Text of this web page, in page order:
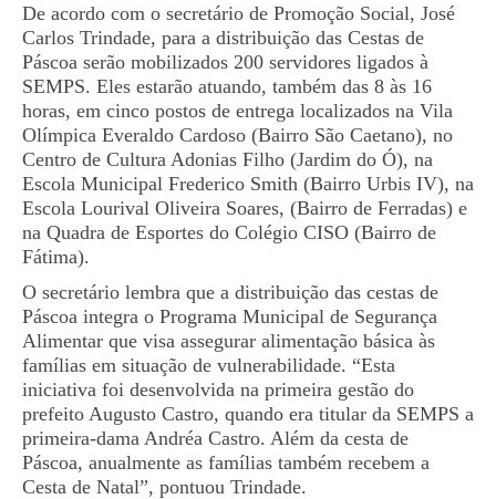
De acordo com o secretário de Promoção Social, José
Carlos Trindade, para a distribuição das Cestas de
Páscoa serão mobilizados 200 servidores ligados à
SEMPS. Eles estarão atuando, também das 8 às 16
horas, em cinco postos de entrega localizados na Vila
Olímpica Everaldo Cardoso (Bairro São Caetano), no
Centro de Cultura Adonias Filho (Jardim do Ó), na
Escola Municipal Frederico Smith (Bairro Urbis IV), na
Escola Lourival Oliveira Soares, (Bairro de Ferradas) e
na Quadra de Esportes do Colégio CISO (Bairro de
Fátima).
O secretário lembra que a distribuição das cestas de
Páscoa integra o Programa Municipal de Segurança
Alimentar que visa assegurar alimentação básica às
famílias em situação de vulnerabilidade. “Esta
iniciativa foi desenvolvida na primeira gestão do
prefeito Augusto Castro, quando era titular da SEMPS a
primeira-dama Andréa Castro. Além da cesta de
Páscoa, anualmente as famílias também recebem a
Cesta de Natal”, pontuou Trindade.